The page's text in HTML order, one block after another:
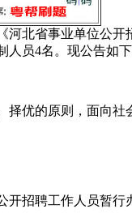
省事业单位公开
人员4名。现公告如
优的原则，面向社
招聘工作人员暂行